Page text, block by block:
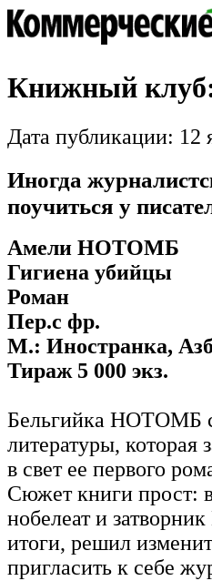
Книжный
Дата публикации: 12
Иногда
поучиться у
Амели НОТОМБ
Гигиена убийцы
Роман
Пер.с фр.
М.: Иностранка,
Тираж 5 000 экз.
Бельгийка НОТОМБ
литературы, которая
в свет ее первого
Сюжет книги прост:
нобелеат и
итоги, решил
пригласить к себе